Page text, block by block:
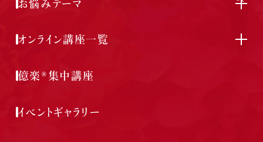
お悩みテーマ
オンライン講座一覧
億楽®集中講座
イベントギャラリー